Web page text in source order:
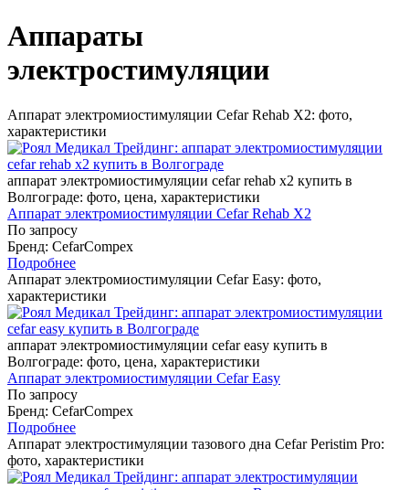
Аппараты
электростимуляции
Аппарат электромиостимуляции Cefar Rehab X2: фото,
характеристики
аппарат электромиостимуляции cefar rehab x2 купить в
Волгограде: фото, цена, характеристики
Аппарат электромиостимуляции Cefar Rehab X2
По запросу
Бренд: CefarCompex
Подробнее
Аппарат электромиостимуляции Cefar Easy: фото,
характеристики
аппарат электромиостимуляции cefar easy купить в
Волгограде: фото, цена, характеристики
Аппарат электромиостимуляции Cefar Easy
По запросу
Бренд: CefarCompex
Подробнее
Аппарат электростимуляции тазового дна Cefar Peristim Pro:
фото, характеристики